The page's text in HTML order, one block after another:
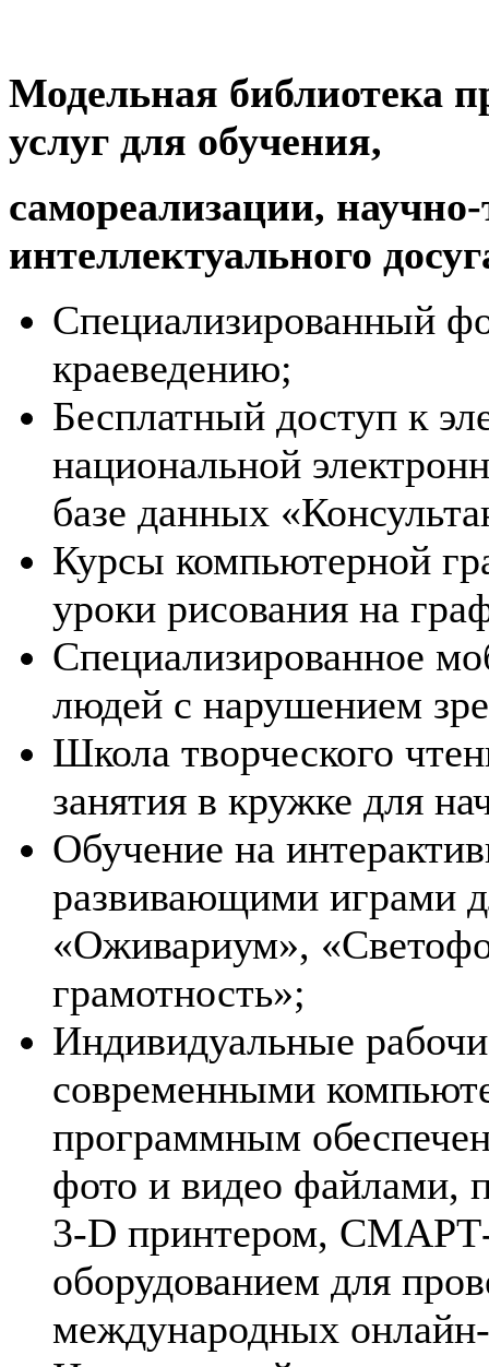
Модельная библиотека
услуг для обучения,
самореализации,
интеллектуального
Специализированный
краеведению;
Бесплатный доступ к
национальной
базе данных
Курсы компьютерной
уроки рисования на
Специализированное
людей с нарушением
Школа творческого
занятия в кружке для
Обучение на
развивающими играми
«Оживариум»,
грамотность»;
Индивидуальные
современными
программным
фото и видео файлами,
3-D принтером,
оборудованием для
международных